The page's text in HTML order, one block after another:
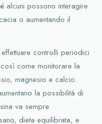
alcuni possono interagire
o aumentando il
controlli periodici
come monitorare la
magnesio e calcio.
la possibilità di
va sempre
dieta equilibrata, e